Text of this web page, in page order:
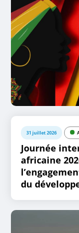
31 juillet 2026
Journée
africaine
du